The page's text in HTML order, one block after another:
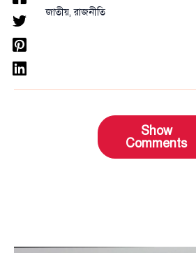
জাতীয়,রাজনীতি
Show
Comments